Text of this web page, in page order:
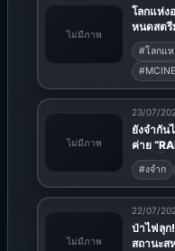
ไม่มีภาพ
โลกแห่งอนาคต
หนดสตรีม
ปล่อยตัว
Con
#โลกแห
ไม่มีภาพ
23/07/
ยังจำกัน
ค่าย “RABBIT
เร็วๆ นี้
#งจำก
ไม่มีภาพ
22/07/
ป่าไฟลุก!
สถานะส